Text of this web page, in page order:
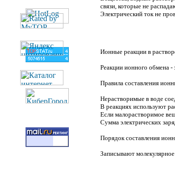
связи, которые не
Электрический ток не
Ионные реакции в
Реакции ионного обмена -
Правила составления
Нерастворимые в воде
В реакциях используют
Если малорастворимое
Сумма электрических
Порядок составления
Записывают